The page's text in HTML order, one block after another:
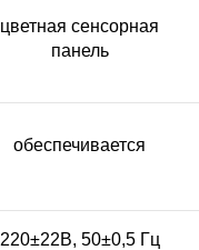
цветная сенсорная
панель
обеспечивается
220±22В, 50±0,5 Гц